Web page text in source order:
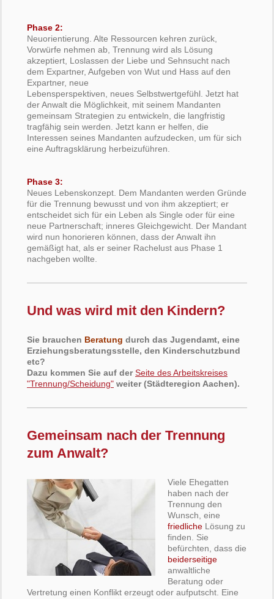
Phase 2:
Neuorientierung. Alte Ressourcen kehren zurück,
Vorwürfe nehmen ab, Trennung wird als Lösung
akzeptiert, Loslassen der Liebe und Sehnsucht nach
dem Expartner, Aufgeben von Wut und Hass auf den
Expartner, neue
Lebensperspektiven, neues Selbstwertgefühl. Jetzt hat
der Anwalt die Möglichkeit, mit seinem Mandanten
gemeinsam Strategien zu entwickeln, die langfristig
tragfähig sein werden. Jetzt kann er helfen, die
Interessen seines Mandanten aufzudecken, um für sich
eine Auftragsklärung herbeizuführen.
Phase 3:
Neues Lebenskonzept. Dem Mandanten werden Gründe
für die Trennung bewusst und von ihm akzeptiert; er
entscheidet sich für ein Leben als Single oder für eine
neue Partnerschaft; inneres Gleichgewicht. Der Mandant
wird nun honorieren können, dass der Anwalt ihn
gemäßigt hat, als er seiner Rachelust aus Phase 1
nachgeben wollte.
Und was wird mit den Kindern?
Sie brauchen Beratung durch das Jugendamt, eine
Erziehungsberatungsstelle, den Kinderschutzbund
etc?
Dazu kommen Sie auf derSeite des Arbeitskreises
"Trennung/Scheidung" weiter (Städteregion Aachen).
Gemeinsam nach der Trennung
zum Anwalt?
Viele Ehegatten
haben nach der
Trennung den
Wunsch, eine
friedliche Lösung zu
finden. Sie
befürchten, dass die
beiderseitige
anwaltliche
Beratung oder
Vertretung einen Konflikt erzeugt oder aufputscht. Eine